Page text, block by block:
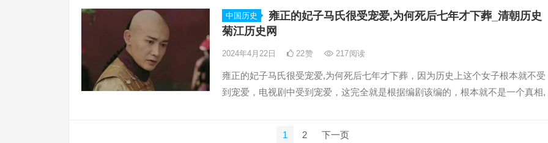
中国历史
雍正的妃子马氏很受宠爱,为何死后七年才下葬_清朝历史
菊江历史网
2024年4月22日 22赞 217阅读
雍正的妃子马氏很受宠爱,为何死后七年才下葬，因为历史上这个女子根本就不受
到宠爱，电视剧中受到宠爱，这完全就是根据编剧该编的，根本就不是一个真相,
1 2 下一页